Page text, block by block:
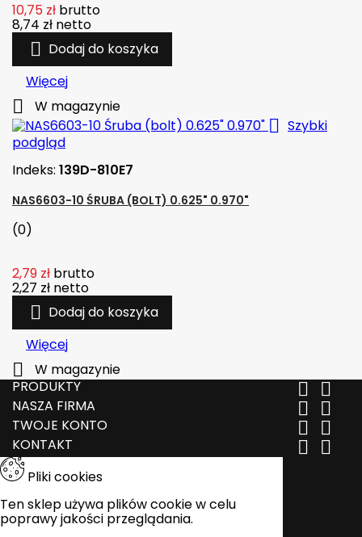
10,75 zł brutto
8,74 zł netto
 Dodaj do koszyka
Więcej
 W magazynie
 Szybki
podgląd
Indeks: 139D-810E7
NAS6603-10 ŚRUBA (BOLT) 0.625" 0.970"
(0)
2,79 zł brutto
2,27 zł netto
 Dodaj do koszyka
Więcej

W magazynie
PRODUKTY
 
NASZA FIRMA  
TWOJE KONTO  
KONTAKT  
Pliki cookies
Ten sklep używa plików cookie w celu
poprawy jakości przeglądania.